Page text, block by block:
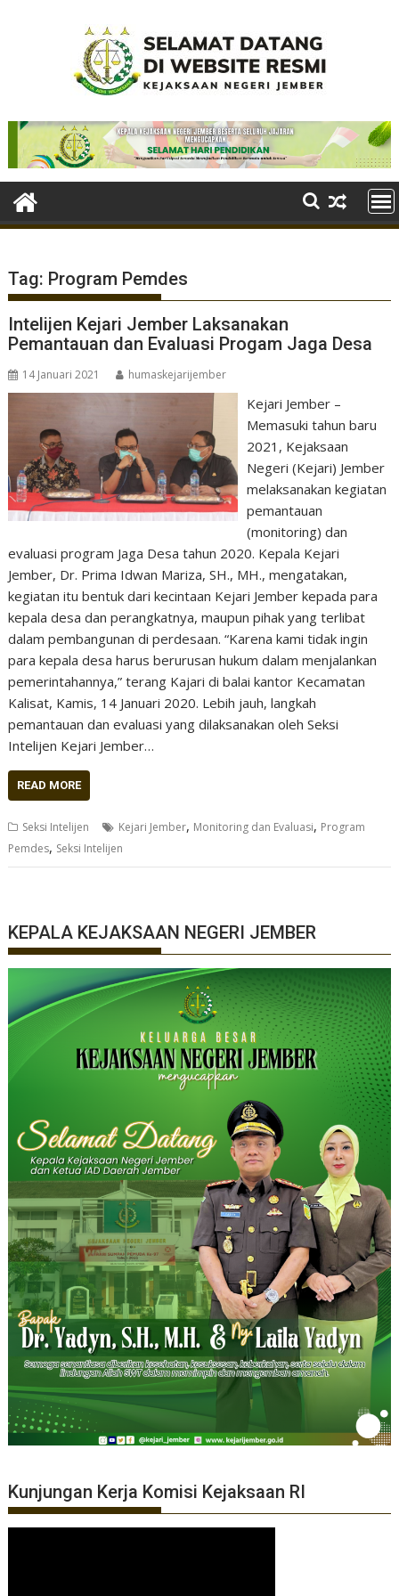
Tag: Program Pemdes
Intelijen Kejari Jember Laksanakan
Pemantauan dan Evaluasi Progam Jaga Desa
14 Januari 2021 humaskejarijember
Kejari Jember –
Memasuki tahun baru
2021, Kejaksaan
Negeri (Kejari) Jember
melaksanakan kegiatan
pemantauan
(monitoring) dan
evaluasi program Jaga Desa tahun 2020. Kepala Kejari
Jember, Dr. Prima Idwan Mariza, SH., MH., mengatakan,
kegiatan itu bentuk dari kecintaan Kejari Jember kepada para
kepala desa dan perangkatnya, maupun pihak yang terlibat
dalam pembangunan di perdesaan. “Karena kami tidak ingin
para kepala desa harus berurusan hukum dalam menjalankan
pemerintahannya,” terang Kajari di balai kantor Kecamatan
Kalisat, Kamis, 14 Januari 2020. Lebih jauh, langkah
pemantauan dan evaluasi yang dilaksanakan oleh Seksi
Intelijen Kejari Jember…
READ MORE
Seksi Intelijen Kejari Jember, Monitoring dan Evaluasi, Program
Pemdes, Seksi Intelijen
KEPALA KEJAKSAAN NEGERI JEMBER
Kunjungan Kerja Komisi Kejaksaan RI